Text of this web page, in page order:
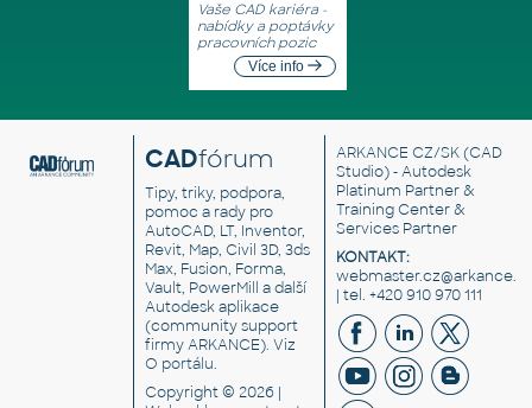
Vaše CAD kariéra -
nabídky a poptávky
pracovních pozic
Více info
CADfórum
Tipy, triky, podpora,
pomoc a rady pro
AutoCAD, LT, Inventor,
Revit, Map, Civil 3D, 3ds
Max, Fusion, Forma,
Vault, PowerMill a další
Autodesk aplikace
(community support
firmy ARKANCE). Viz
O portálu.
Copyright © 2026 |
ARKANCE CZ/SK(CAD
Studio) - Autodesk
Platinum Partner &
Training Center &
Services Partner
KONTAKT:
| tel. +420 910 970 111